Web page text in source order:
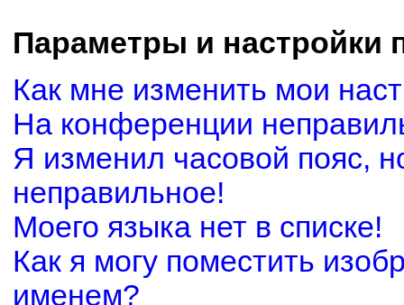
Параметры и настройки
Как мне изменить мои
На конференции
Я изменил часовой пояс,
неправильное!
Моего языка нет в списке!
Как я могу поместить
именем?